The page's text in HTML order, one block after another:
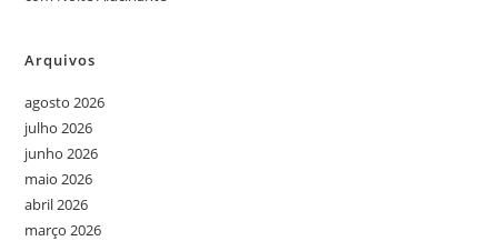
Arquivos
agosto 2026
julho 2026
junho 2026
maio 2026
abril 2026
março 2026